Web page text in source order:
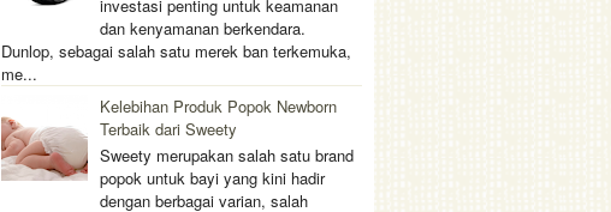
investasi penting untuk keamanan
dan kenyamanan berkendara.
Dunlop, sebagai salah satu merek ban terkemuka,
me...
Kelebihan Produk Popok Newborn
Terbaik dari Sweety
Sweety merupakan salah satu brand
popok untuk bayi yang kini hadir
dengan berbagai varian, salah